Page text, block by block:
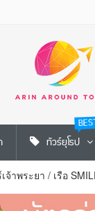
ทัวร์ยุโรป
จ้าพระยา / เรือ